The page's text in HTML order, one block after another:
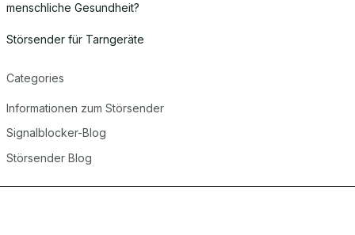
menschliche Gesundheit?
Störsender für Tarngeräte
Categories
Informationen zum Störsender
Signalblocker-Blog
Störsender Blog